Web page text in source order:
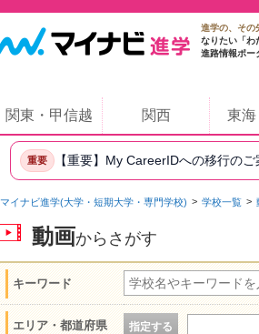
進学の、その
なりたい「わ
進路情報ポー
関東・甲信越 関西 東海
重要 【重要】My CareerIDへの移行のご
マイナビ進学(大学・短期大学・専門学校) 学校一覧
動画からさがす
キーワード
エリア・都道府県 指定する